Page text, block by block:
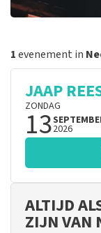
1evenement in
JAAP
ZONDAG
132026
ALTIJD
ZIJN VAN